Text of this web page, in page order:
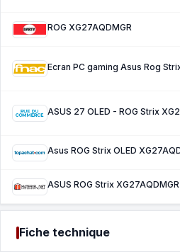
ROG XG27AQDMGR
ASUS ROG Strix XG27AQDMGR
Fiche technique